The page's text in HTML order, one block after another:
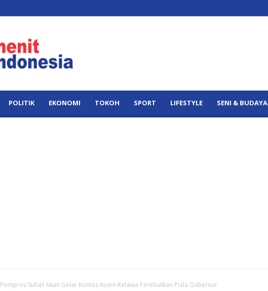
Indonesia
POLITIK EKONOMI TOKOH SPORT LIFESTYLE SENI & BUDAYA
Pemprov Sulsel Akan Gelar Kontes Ayam Ketawa Perebutkan Piala Gubernur